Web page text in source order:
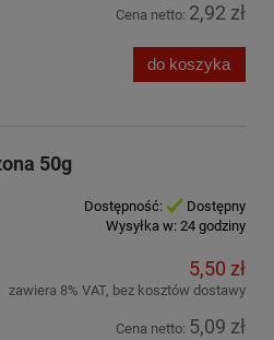
Cena netto: 2,92 zł
do koszyka
50g
Dostępność:
Dostępny
Wysyłka w: 24 godziny
5,50 zł
zawiera 8% VAT, bez kosztów dostawy
Cena netto: 5,09 zł